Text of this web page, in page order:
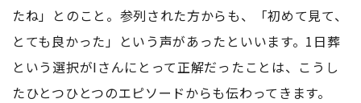
たね」とのこと。参列された方からも、「初めて見て、
とても良かった」という声があったといいます。1日葬
という選択がIさんにとって正解だったことは、こうし
たひとつひとつのエピソードからも伝わってきます。